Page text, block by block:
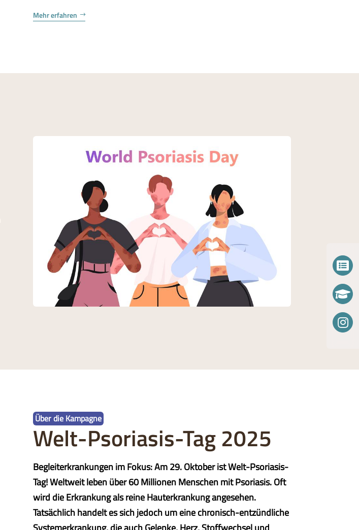
Mehr erfahren
Über die Kampagne
Welt-Psoriasis-Tag 2025
Begleiterkrankungen im Fokus: Am 29. Oktober ist Welt-Psoriasis-
Tag! Weltweit leben über 60 Millionen Menschen mit Psoriasis. Oft
wird die Erkrankung als reine Hauterkrankung angesehen.
Tatsächlich handelt es sich jedoch um eine chronisch-entzündliche